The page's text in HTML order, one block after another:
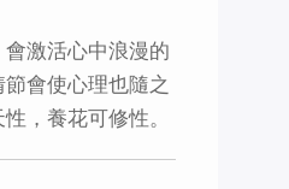
激活心中浪漫的
會使心理也隨之
，養花可修性。